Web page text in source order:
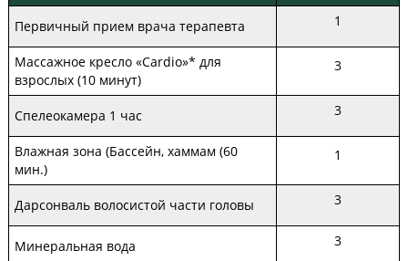
Первичный прием врача терапевта 1
Массажное кресло «Cardio»* для
взрослых (10 минут)
3
Спелеокамера 1 час 3
Влажная зона (Бассейн, хаммам (60
мин.)
1
Дарсонваль волосистой части головы 3
Минеральная вода 3